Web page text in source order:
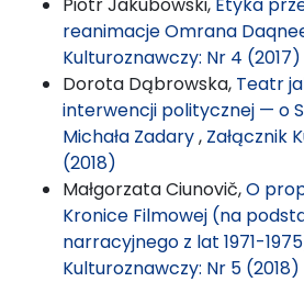
reanimacje Omrana
Kulturoznawczy: Nr 4 (2017)
Dorota Dąbrowska, Teatr
interwencji politycznej — o
Michała Zadary, Załącznik
(2018)
Małgorzata Ciunovič,O
Kronice Filmowej (na
narracyjnego z lat 1971-
Kulturoznawczy: Nr 5 (2018)